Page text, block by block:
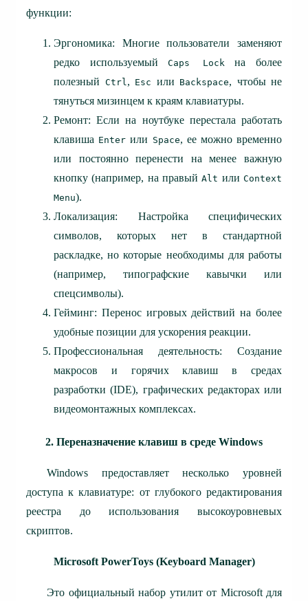
функции:
Эргономика: Многие пользователи заменяют
редко используемыйCaps Lock
на более
полезный Ctrl , Esc или Backspace, чтобы не
тянуться мизинцем к краям клавиатуры.
Ремонт: Если на ноутбуке перестала работать
клавиша Enter или Space, ее можно временно
или постоянно перенести на менее важную
кнопку (например, на правыйAlt илиContext
Menu).
Локализация: Настройка специфических
символов, которых нет в стандартной
раскладке, но которые необходимы для работы
(например, типографские кавычки или
спецсимволы).
Гейминг: Перенос игровых действий на более
удобные позиции для ускорения реакции.
Профессиональная деятельность: Создание
макросов и горячих клавиш в средах
разработки (IDE), графических редакторах или
видеомонтажных комплексах.
2. Переназначение клавиш в среде Windows
Windows предоставляет несколько уровней
доступа к клавиатуре: от глубокого редактирования
реестра до использования высокоуровневых
скриптов.
Microsoft PowerToys (Keyboard Manager)
Это официальный набор утилит от Microsoft для